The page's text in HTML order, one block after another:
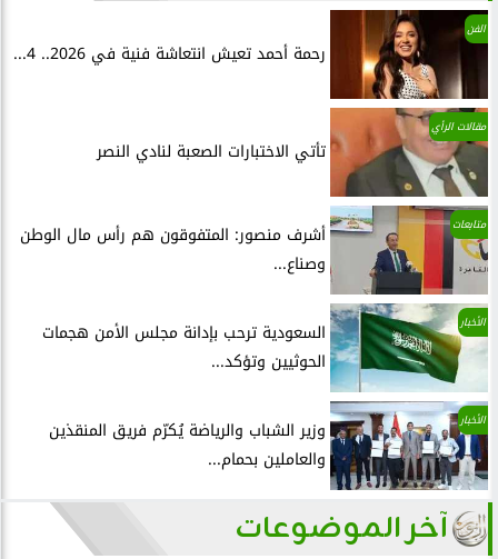
الفن
رحمة أحمد تعيش انتعاشة فنية في 2026.. 4...
مقالات الرأي
تأتي الاختبارات الصعبة لنادي النصر
متابعات
أشرف منصور: المتفوقون هم رأس مال الوطن
وصناع...
الأخبار
السعودية ترحب بإدانة مجلس الأمن هجمات
الحوثيين وتؤكد...
الأخبار
وزير الشباب والرياضة يُكرّم فريق المنقذين
والعاملين بحمام...
آخر الموضوعات